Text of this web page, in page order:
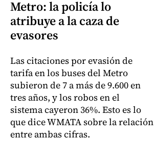
Metro: la policía lo
atribuye a la caza de
evasores
Las citaciones por evasión de
tarifa en los buses del Metro
subieron de 7 a más de 9.600 en
tres años, y los robos en el
sistema cayeron 36%. Esto es lo
que dice WMATA sobre la relación
entre ambas cifras.